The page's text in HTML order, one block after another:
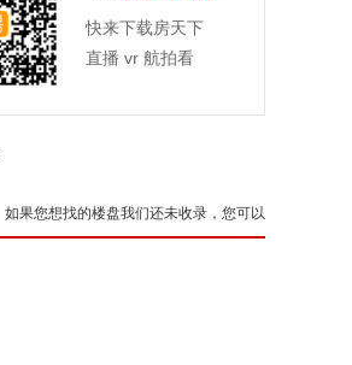
快来下载房天下
直播 vr 航拍看
如果您想找的楼盘我们还未收录，您可以